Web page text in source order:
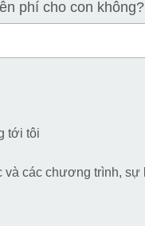
phí cho con không?
tới tôi
và các chương trình, sự